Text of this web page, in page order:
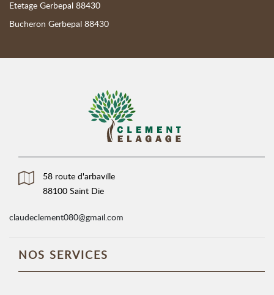
Etetage Gerbepal 88430
Bucheron Gerbepal 88430
58 route d'arbaville
88100 Saint Die
claudeclement080@gmail.com
NOS SERVICES